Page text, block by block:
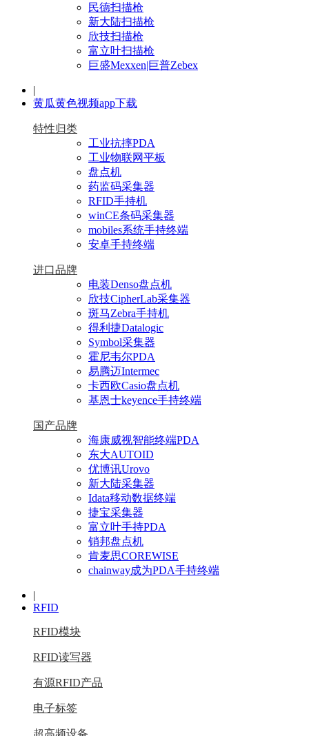
民德扫描枪
新大陆扫描枪
欣技扫描枪
富立叶扫描枪
巨盛Mexxen|巨普Zebex
|
黄瓜黄色视频app下载
特性归类
工业抗摔PDA
工业物联网平板
盘点机
药监码采集器
RFID手持机
winCE条码采集器
mobiles系统手持终端
安卓手持终端
进口品牌
电装Denso盘点机
欣技CipherLab采集器
斑马Zebra手持机
得利捷Datalogic
Symbol采集器
霍尼韦尔PDA
易腾迈Intermec
卡西欧Casio盘点机
基恩士keyence手持终端
国产品牌
海康威视智能终端PDA
东大AUTOID
优博讯Urovo
新大陆采集器
Idata移动数据终端
捷宝采集器
富立叶手持PDA
销邦盘点机
肯麦思COREWISE
chainway成为PDA手持终端
|
RFID
RFID模块
RFID读写器
有源RFID产品
电子标签
超高频设备